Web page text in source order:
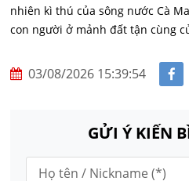
nhiên kì thú của sông nước Cà
con người ở mảnh đất tận cùng
03/08/2026 15:39:54
GỬI Ý KIẾN